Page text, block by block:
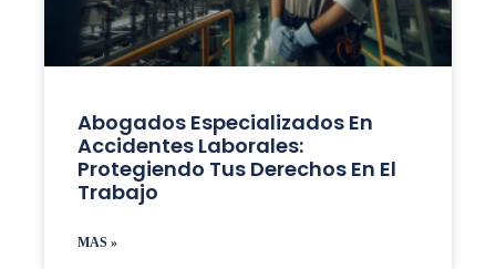
Abogados Especializados En
Accidentes Laborales:
Protegiendo Tus Derechos En El
Trabajo
MAS »